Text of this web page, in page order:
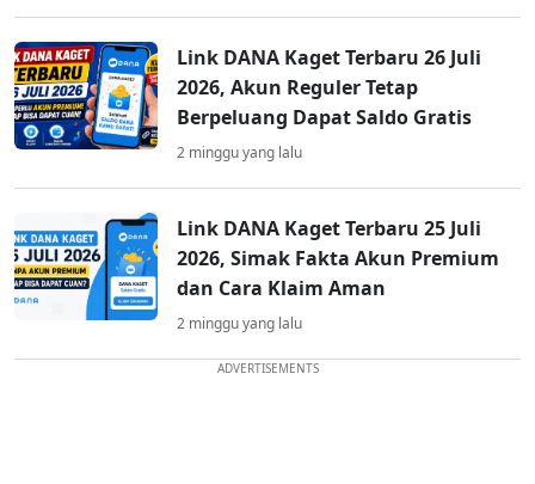
Link DANA Kaget Terbaru 26 Juli
2026, Akun Reguler Tetap
Berpeluang Dapat Saldo Gratis
2 minggu yang lalu
Link DANA Kaget Terbaru 25 Juli
2026, Simak Fakta Akun Premium
dan Cara Klaim Aman
2 minggu yang lalu
ADVERTISEMENTS